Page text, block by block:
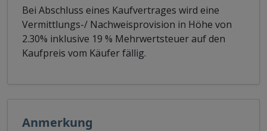
Bei Abschluss eines Kaufvertrages wird eine
Vermittlungs-/ Nachweisprovision in Höhe von
2.30% inklusive 19 % Mehrwertsteuer auf den
Kaufpreis vom Käufer fällig.
Anmerkung